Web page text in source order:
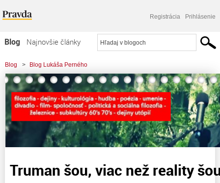
Registrácia Prihlásenie
Blog
Najnovšie články
Najčítanejšie články
Najkomentovanejšie články
Zoznam blogov
Komerčné blogy
Blog > Blog Lukáša Perného
> Truman šou, viac než reality šou (filozofická pocta najlepšiemu filmu z dejín
kinematografie)
Truman šou, viac než reality